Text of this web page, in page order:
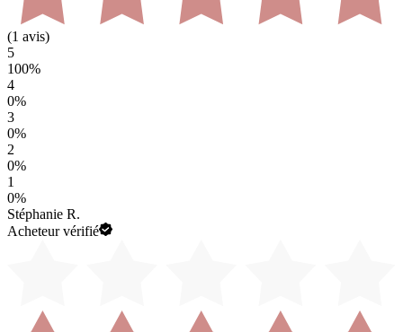
(1 avis)
5
100%
4
0%
3
0%
2
0%
1
0%
Stéphanie R.
Acheteur vérifié